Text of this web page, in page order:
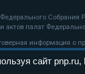
палат
информация о
сайт